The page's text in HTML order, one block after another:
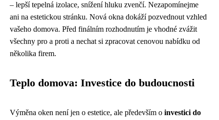
– lepší tepelná izolace, snížení hluku zvenčí. Nezapomínejme
ani na estetickou stránku. Nová okna dokáží pozvednout vzhled
vašeho domova. Před finálním rozhodnutím je vhodné zvážit
všechny pro a proti a nechat si zpracovat cenovou nabídku od
několika firem.
Teplo domova: Investice do budoucnosti
Výměna oken není jen o estetice, ale především o investici do